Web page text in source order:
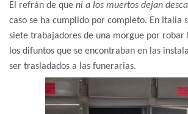
El refrán de que ni a los muertos dejan
caso se ha cumplido por completo. En Italia
siete trabajadores de una morgue por robar
los difuntos que se encontraban en las
ser trasladados a las funerarias.